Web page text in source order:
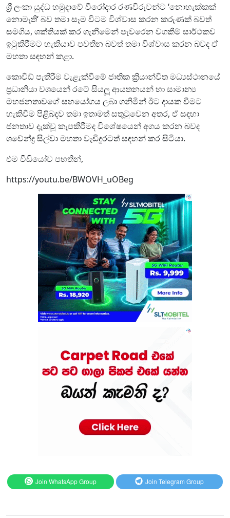
ශ්‍රී ලංකා යුද්ධ හමුදාවේ වීරෝදාර රණවිරුවන්ට ‘නොහැක්කක්
නොමැති‘ බව තමා සෑම විටම විශ්වාස කරන කරුණක් බවත්
සමගිය‍, ශක්තියක් කර ගැනීමෙන් පැවරෙන වගකීම් සාර්ථකව
ඉටුකිරීමට හැකියාව පවතින බවත් තමා විශ්වාස කරන බවද ඒ
මහතා සඳහන් කළා.
කොවිඩ් පැතිරීම වැළැක්වීමේ ජාතික ක්‍රියාන්විත මධ්‍යස්ථානයේ
ප්‍රධානියා වශයෙන් රටේ සියලූ ආයතනයන් හා සාමාන්‍ය
මහජනතාවගේ සහයෝගය ලබා ගනිමින් ඊට දායක වීමට
හැකිවීම පිළිබදව තමා ඉතාමත් සතුටුවෙන අතර, ඒ සඳහා
ජනතාව දැක්වූ කැපකිරීමද විශේෂයෙන් අගය කරන බවද
ශවේන්ද්‍ර සිල්වා මහතා වැඩිදුරටත් සඳහන් කර සිටියා.
එම වීඩියෝව පහතින්,
https://youtu.be/BWOVH_uOBeg
Join WhatsApp Group Join Telegram Group